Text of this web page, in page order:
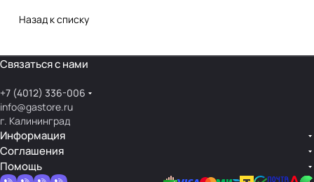
Назад к списку
Связаться с нами
+7 (4012) 336-006
info@gastore.ru
г. Калининград
Информация
Соглашения
Помощь